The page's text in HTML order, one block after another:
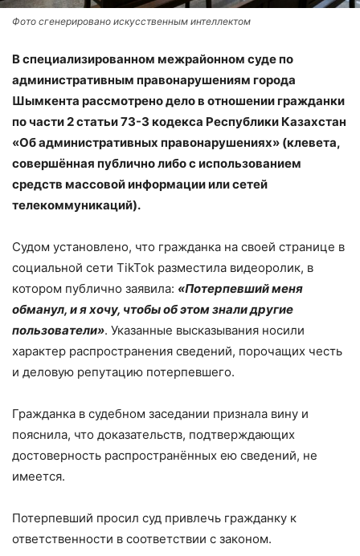
Фото сгенерировано искусственным интеллектом
В специализированном межрайонном суде по
административным правонарушениям города
Шымкента рассмотрено дело в отношении гражданки
по части 2 статьи 73-3 кодекса Республики Казахстан
«Об административных правонарушениях» (клевета,
совершённая публично либо с использованием
средств массовой информации или сетей
телекоммуникаций).
Судом установлено, что гражданка на своей странице в
социальной сети TikTok разместила видеоролик, в
котором публично заявила: «Потерпевший меня
обманул, и я хочу, чтобы об этом знали другие
пользователи». Указанные высказывания носили
характер распространения сведений, порочащих честь
и деловую репутацию потерпевшего.
Гражданка в судебном заседании признала вину и
пояснила, что доказательств, подтверждающих
достоверность распространённых ею сведений, не
имеется.
Потерпевший просил суд привлечь гражданку к
ответственности в соответствии с законом.